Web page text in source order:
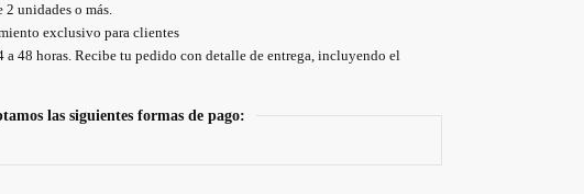
2 unidades o más.
exclusivo para clientes
a 48 horas. Recibe tu pedido con detalle de entrega, incluyendo el
las siguientes formas de pago: